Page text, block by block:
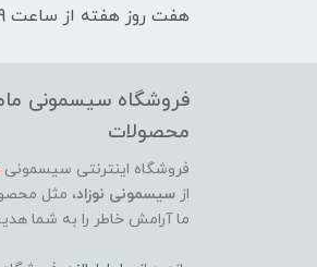
هفت روز هفته از ساعت 9 تا 21 پاسخگوی شما هستیم
فروشگاه سیسمونی
محصولات
فروشگاه اینترنتی سیسمونی
از سیسمونی نوزاد، مثل
ما آرامش خاطر را به شما